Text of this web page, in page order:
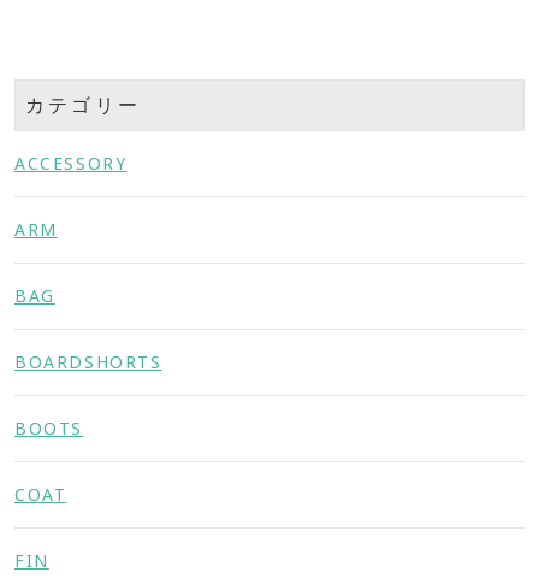
カテゴリー
ACCESSORY
ARM
BAG
BOARDSHORTS
BOOTS
COAT
FIN